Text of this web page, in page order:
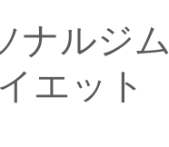
ナルジム
エット